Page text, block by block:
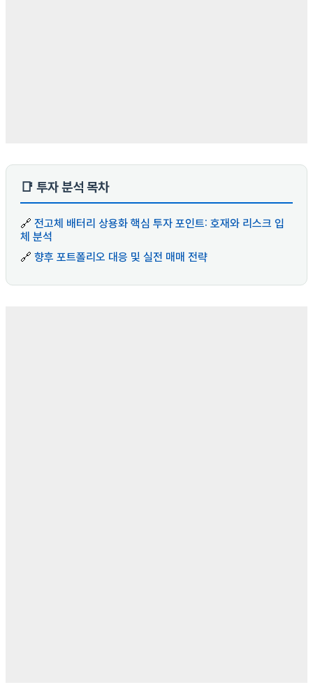
📑 투자 분석 목차
🔗 전고체 배터리 상용화 핵심 투자 포인트: 호재와 리스크 입
체 분석
🔗 향후 포트폴리오 대응 및 실전 매매 전략